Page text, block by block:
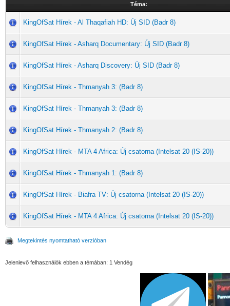
Téma:
KingOfSat Hírek - Al Thaqafiah HD: Új SID (Badr 8)
KingOfSat Hírek - Asharq Documentary: Új SID (Badr 8)
KingOfSat Hírek - Asharq Discovery: Új SID (Badr 8)
KingOfSat Hírek - Thmanyah 3: (Badr 8)
KingOfSat Hírek - Thmanyah 3: (Badr 8)
KingOfSat Hírek - Thmanyah 2: (Badr 8)
KingOfSat Hírek - MTA 4 Africa: Új csatorna (Intelsat 20 (IS-20))
KingOfSat Hírek - Thmanyah 1: (Badr 8)
KingOfSat Hírek - Biafra TV: Új csatorna (Intelsat 20 (IS-20))
KingOfSat Hírek - MTA 4 Africa: Új csatorna (Intelsat 20 (IS-20))
Megtekintés nyomtatható verzióban
Jelenlevő felhasználók ebben a témában: 1 Vendég